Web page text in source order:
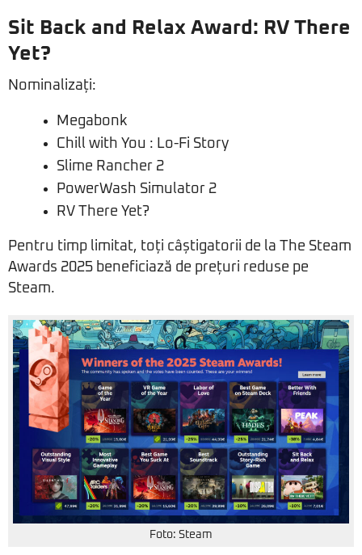
Sit Back and Relax Award: RV There
Yet?
Nominalizați:
Megabonk
Chill with You : Lo-Fi Story
Slime Rancher 2
PowerWash Simulator 2
RV There Yet?
Pentru timp limitat, toți câștigatorii de la The Steam
Awards 2025 beneficiază de prețuri reduse pe
Steam.
Foto: Steam